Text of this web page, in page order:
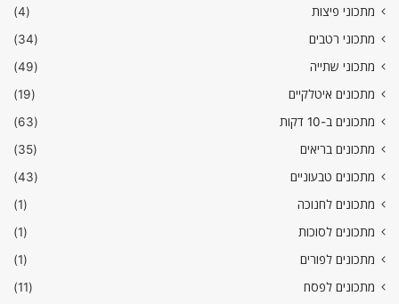
מתכוני פיצות
(4)
מתכוני רטבים
(34)
מתכוני שתייה
(49)
מתכונים איטלקיים
(19)
מתכונים ב-10 דקות
(63)
מתכונים בריאים
(35)
מתכונים טבעוניים
(43)
מתכונים לחנוכה
(1)
מתכונים לסוכות
(1)
מתכונים לפורים
(1)
מתכונים לפסח
(11)